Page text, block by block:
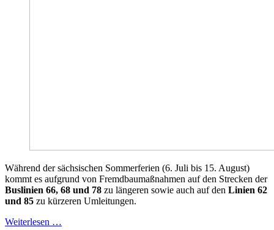
Während der sächsischen Sommerferien (6. Juli bis 15. August)
kommt es aufgrund von Fremdbaumaßnahmen auf den Strecken der
Buslinien 66, 68 und 78 zu längeren sowie auch auf den Linien 62
und 85 zu kürzeren Umleitungen.
Weiterlesen …